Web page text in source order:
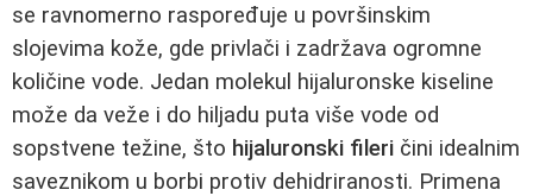
se ravnomerno raspoređuje u površinskim
slojevima kože, gde privlači i zadržava ogromne
količine vode. Jedan molekul hijaluronske kiseline
može da veže i do hiljadu puta više vode od
sopstvene težine, što hijaluronski fileri čini idealnim
saveznikom u borbi protiv dehidriranosti. Primena